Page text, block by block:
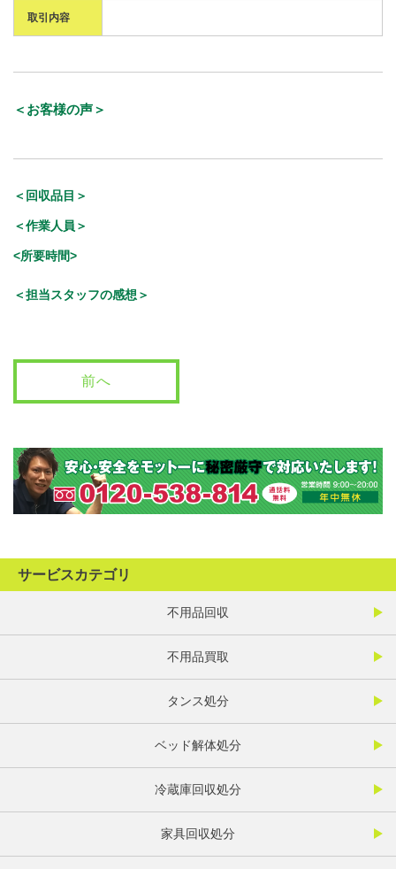
取引内容
＜お客様の声＞
＜回収品目＞
＜作業人員＞
<所要時間>
＜担当スタッフの感想＞
前へ
サービスカテゴリ
不用品回収
不用品買取
タンス処分
ベッド解体処分
冷蔵庫回収処分
家具回収処分